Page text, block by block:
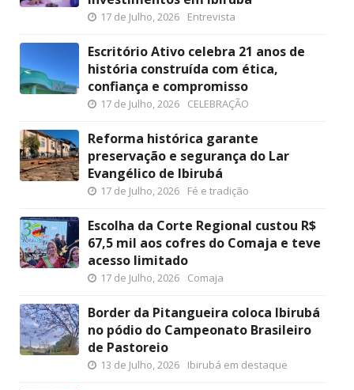
17 de Julho, 2026 Entrevista
Escritório Ativo celebra 21 anos de
história construída com ética,
confiança e compromisso
17 de Julho, 2026 CELEBRAÇÃO
Reforma histórica garante
preservação e segurança do Lar
Evangélico de Ibirubá
17 de Julho, 2026 Fé e tradição
Escolha da Corte Regional custou R$
67,5 mil aos cofres do Comaja e teve
acesso limitado
17 de Julho, 2026 Comaja
Border da Pitangueira coloca Ibirubá
no pódio do Campeonato Brasileiro
de Pastoreio
13 de Julho, 2026 Ibirubá em destaque